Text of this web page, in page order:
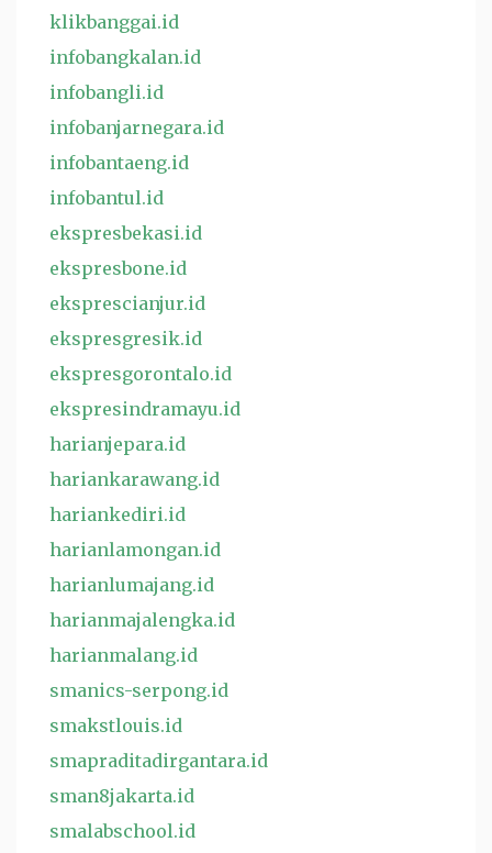
klikbanggai.id
infobangkalan.id
infobangli.id
infobanjarnegara.id
infobantaeng.id
infobantul.id
ekspresbekasi.id
ekspresbone.id
eksprescianjur.id
ekspresgresik.id
ekspresgorontalo.id
ekspresindramayu.id
harianjepara.id
hariankarawang.id
hariankediri.id
harianlamongan.id
harianlumajang.id
harianmajalengka.id
harianmalang.id
smanics-serpong.id
smakstlouis.id
smapraditadirgantara.id
sman8jakarta.id
smalabschool.id